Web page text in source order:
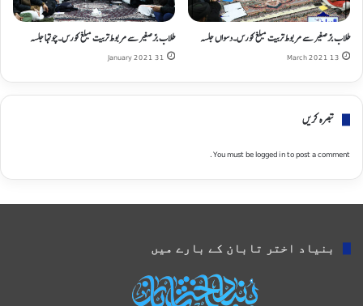
طلاب برّصغیر سے مربوط تربیت مبلغ کورس۔دسواں جلسہ
13 March 2021
طلاب برّصغیر سے مربوط تربیت مبلغ کورس۔چوتها جلسہ
31 January 2021
تبصره کریں
You must belogged into post a comment.
بنیاد اختر تابان کے بارے میں